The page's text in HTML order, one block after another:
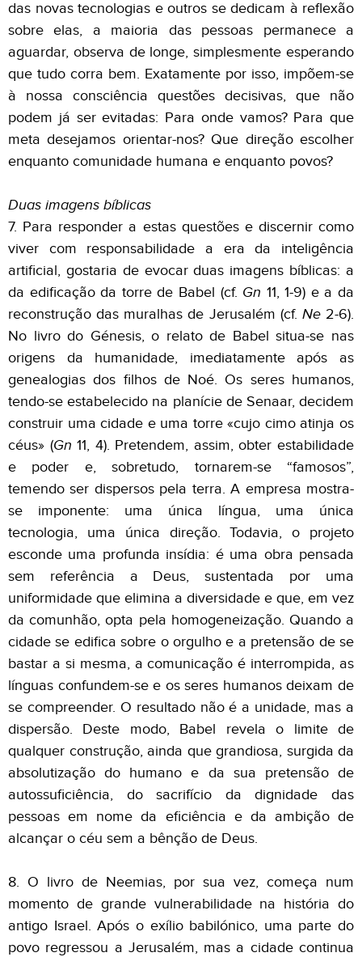
das novas tecnologias e outros se dedicam à reflexão
sobre elas, a maioria das pessoas permanece a
aguardar, observa de longe, simplesmente esperando
que tudo corra bem. Exatamente por isso, impõem-se
à nossa consciência questões decisivas, que não
podem já ser evitadas: Para onde vamos? Para que
meta desejamos orientar-nos? Que direção escolher
enquanto comunidade humana e enquanto povos?
Duas imagens bíblicas
7. Para responder a estas questões e discernir como
viver com responsabilidade a era da inteligência
artificial, gostaria de evocar duas imagens bíblicas: a
da edificação da torre de Babel (cf. Gn 11, 1-9) e a da
reconstrução das muralhas de Jerusalém (cf. Ne2-6).
No livro do Génesis, o relato de Babel situa-se nas
origens da humanidade, imediatamente após as
genealogias dos filhos de Noé. Os seres humanos,
tendo-se estabelecido na planície de Senaar, decidem
construir uma cidade e uma torre «cujo cimo atinja os
céus» (Gn 11, 4). Pretendem, assim, obter estabilidade
e poder e, sobretudo, tornarem-se “famosos”,
temendo ser dispersos pela terra. A empresa mostra-
se imponente: uma única língua, uma única
tecnologia, uma única direção. Todavia, o projeto
esconde uma profunda insídia: é uma obra pensada
sem referência a Deus, sustentada por uma
uniformidade que elimina a diversidade e que, em vez
da comunhão, opta pela homogeneização. Quando a
cidade se edifica sobre o orgulho e a pretensão de se
bastar a si mesma, a comunicação é interrompida, as
línguas confundem-se e os seres humanos deixam de
se compreender. O resultado não é a unidade, mas a
dispersão. Deste modo, Babel revela o limite de
qualquer construção, ainda que grandiosa, surgida da
absolutização do humano e da sua pretensão de
autossuficiência, do sacrifício da dignidade das
pessoas em nome da eficiência e da ambição de
alcançar o céu sem a bênção de Deus.
8. O livro de Neemias, por sua vez, começa num
momento de grande vulnerabilidade na história do
antigo Israel. Após o exílio babilónico, uma parte do
povo regressou a Jerusalém, mas a cidade continua